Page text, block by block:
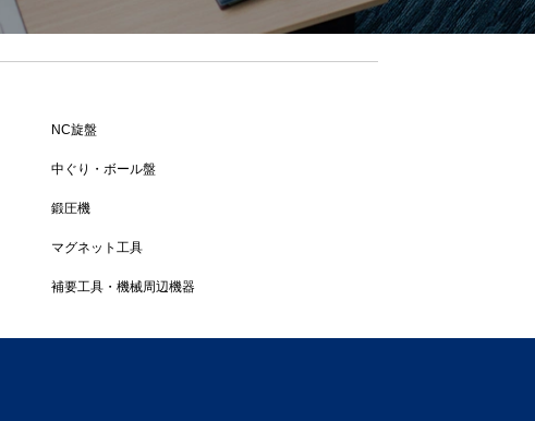
NC旋盤
中ぐり・ボール盤
鍛圧機
マグネット工具
補要工具・機械周辺機器